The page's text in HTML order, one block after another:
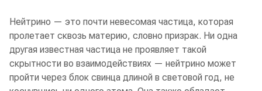
Нейтрино — это почти невесомая частица, которая
пролетает сквозь материю, словно призрак. Ни одна
другая известная частица не проявляет такой
скрытности во взаимодействиях — нейтрино может
пройти через блок свинца длиной в световой год, не